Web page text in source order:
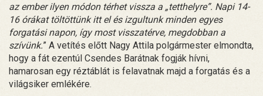
az ember ilyen módon térhet vissza a „tetthelyre”. Napi 14-
16 órákat töltöttünk itt el és izgultunk minden egyes
forgatási napon, így most visszatérve, megdobban a
szívünk.” A vetítés előtt Nagy Attila polgármester elmondta,
hogy a fát ezentúl Csendes Barátnak fogják hívni,
hamarosan egy réztáblát is felavatnak majd a forgatás és a
világsiker emlékére.